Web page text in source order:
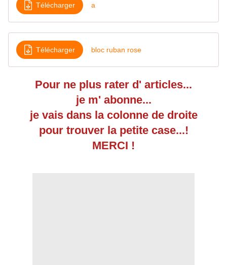
Télécharger a
Télécharger bloc ruban rose
Pour ne plus rater d' articles...
je m' abonne...
je vais dans la colonne de droite
pour trouver la petite case...!
MERCI !